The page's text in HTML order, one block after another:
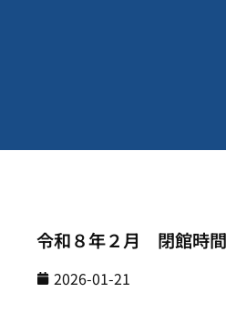
令和８年２月 閉館時
2026-01-21